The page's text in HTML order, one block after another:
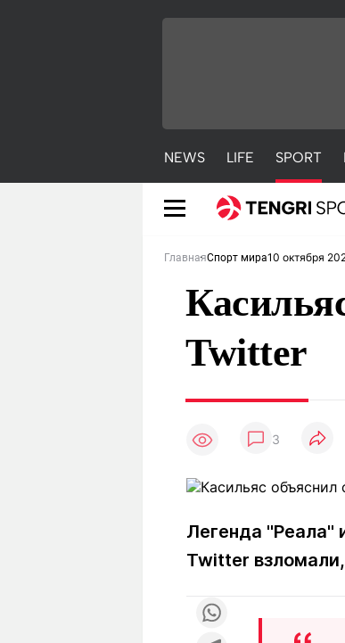
NEWS LIFE SPORT
NEWS
Погода
Рейтинги
Полезно
Гороскопы
ГлавнаяСпорт мира10 октября
Twitter
3
Легенда "Реала"
Twitter